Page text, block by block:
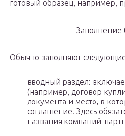
готовый образец, например,
Заполнение
Обычно заполняют
вводный раздел:
(например, договор
документа и место, в
соглашение. Здесь
названия компаний-